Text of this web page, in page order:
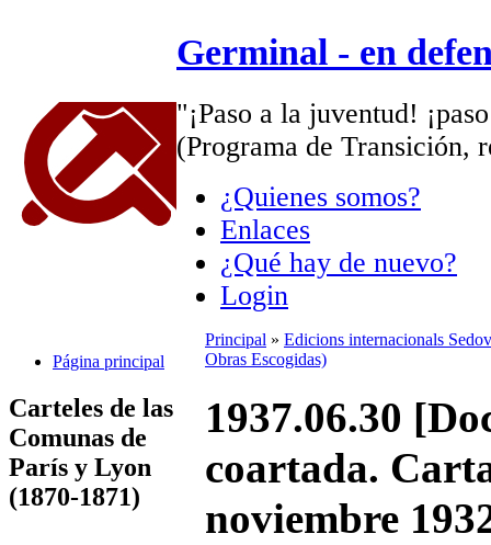
Germinal - en
"¡Paso a la juventud!
(Programa de Transición,
¿Quienes somos?
Enlaces
¿Qué hay de nuevo?
Login
Página principal
Carteles de las
Comunas de
París y Lyon
(1870-1871)
Principal » Edicions internacionals Sedov
Obras Escogidas)
1937.06.30
coartada.
noviembre